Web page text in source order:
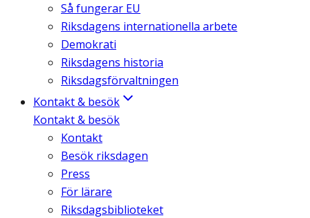
Så fungerar EU
Riksdagens internationella arbete
Demokrati
Riksdagens historia
Riksdagsförvaltningen
Kontakt & besök
Kontakt & besök
Kontakt
Besök riksdagen
Press
För lärare
Riksdagsbiblioteket